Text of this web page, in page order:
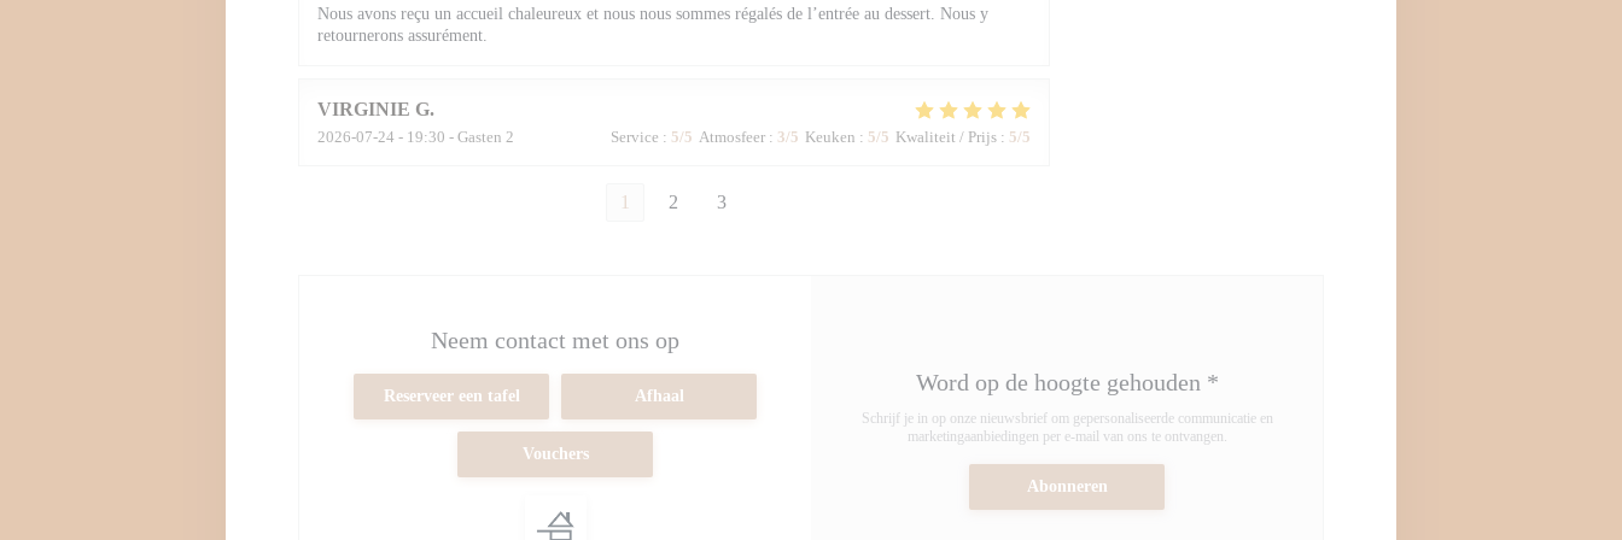
Nous avons reçu un accueil chaleureux et nous nous sommes régalés de l’entrée au dessert. Nous y
retournerons assurément.
VIRGINIE G
2026-07-24 - 19:30 - Gasten 2 Service : 5/5 Atmosfeer: 3/5 Keuken : 5/5 Kwaliteit / Prijs: 5/5
1 2 3
Neem contact met ons op
Reserveer een tafel Afhaal
Vouchers
Word op de hoogte gehouden *
Schrijf je in op onze nieuwsbrief om gepersonaliseerde communicatie en
marketingaanbiedingen per e-mail van ons te ontvangen.
Abonneren